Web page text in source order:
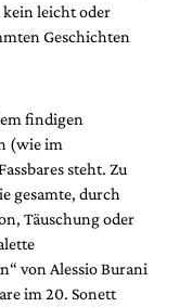
leicht oder
Geschichten
findigen
(wie im
steht. Zu
gesamte, durch
Täuschung oder
von Alessio Burani
im 20. Sonett